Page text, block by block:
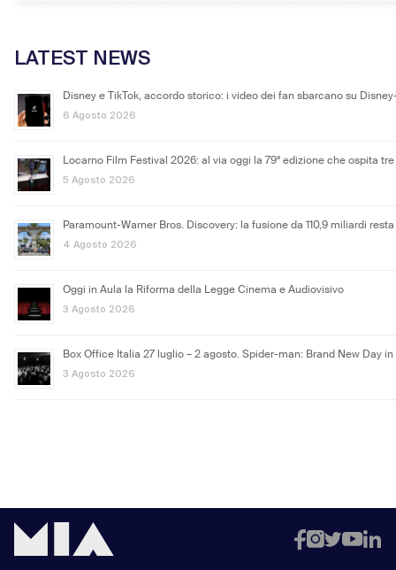
LATEST NEWS
Disney e TikTok, accordo storico: i video dei fan sbarcano su
6 Agosto 2026
Locarno Film Festival 2026: al via oggi la 79ª edizione che ospita
5 Agosto 2026
Paramount-Warner Bros. Discovery: la fusione da 110,9 miliardi
4 Agosto 2026
Oggi in Aula la Riforma della Legge Cinema e Audiovisivo
3 Agosto 2026
Box Office Italia 27 luglio – 2 agosto. Spider-man: Brand New Day
3 Agosto 2026